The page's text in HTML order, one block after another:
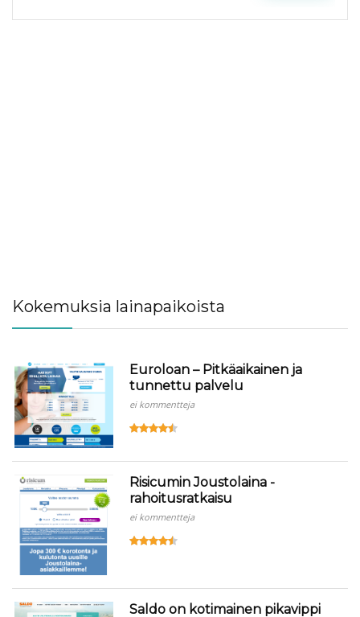
Kokemuksia lainapaikoista
Euroloan – Pitkäaikainen ja
tunnettu palvelu
ei kommentteja
Risicumin Joustolaina -
rahoitusratkaisu
ei kommentteja
Saldo on kotimainen pikavippi